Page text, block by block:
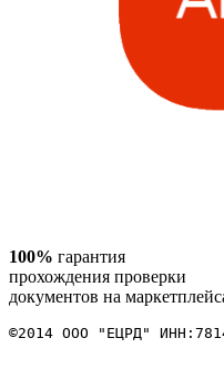
100% гарантия
прохождения проверки
документов на
©2014 ООО "ЕЦРД"